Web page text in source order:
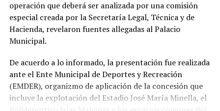
operación que deberá ser analizada por una comisión
especial creada por la Secretaría Legal, Técnica y de
Hacienda, revelaron fuentes allegadas al Palacio
Municipal.
De acuerdo a lo informado, la presentación fue realizada
ante el Ente Municipal de Deportes y Recreación
(EMDER), organizmo de aplicación de la concesión que
incluye la explotación del Estadio José María Minella, el